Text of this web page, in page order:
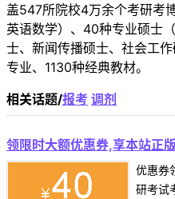
盖547所院校4万余个考研考
英语数学）、40种专业硕士
士、新闻传播硕士、社会工
专业、1130种经典教材。
相关话题/报考 调剂
领限时大额优惠券,享本站正
优惠券
研考试